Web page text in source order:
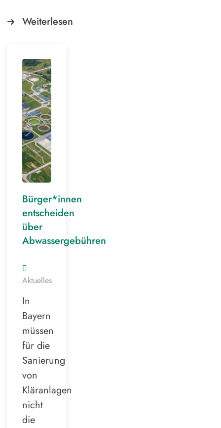
Weiterlesen
Bürger*innen
entscheiden
über
Abwassergebühren
Aktuelles
In
Bayern
müssen
für die
Sanierung
von
Kläranlagen
nicht
die